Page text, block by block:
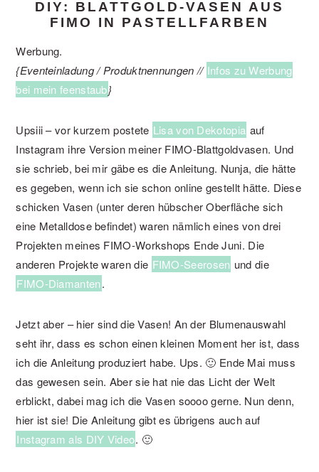
DIY: BLATTGOLD-VASEN AUS
FIMO IN PASTELLFARBEN
Werbung.
{Eventeinladung / Produktnennungen // Infos zu Werbung
bei mein feenstaub}
Upsiii – vor kurzem postete Lisa von Dekotopia auf
Instagram ihre Version meiner FIMO-Blattgoldvasen. Und
sie schrieb, bei mir gäbe es die Anleitung. Nunja, die hätte
es gegeben, wenn ich sie schon online gestellt hätte. Diese
schicken Vasen (unter deren hübscher Oberfläche sich
eine Metalldose befindet) waren nämlich eines von drei
Projekten meines FIMO-Workshops Ende Juni. Die
anderen Projekte waren die FIMO-Seerosen und die
FIMO-Diamanten.
Jetzt aber – hier sind die Vasen! An der Blumenauswahl
seht ihr, dass es schon einen kleinen Moment her ist, dass
ich die Anleitung produziert habe. Ups. 🙂 Ende Mai muss
das gewesen sein. Aber sie hat nie das Licht der Welt
erblickt, dabei mag ich die Vasen soooo gerne. Nun denn,
hier ist sie! Die Anleitung gibt es übrigens auch auf
Instagram als DIY Video. 🙂